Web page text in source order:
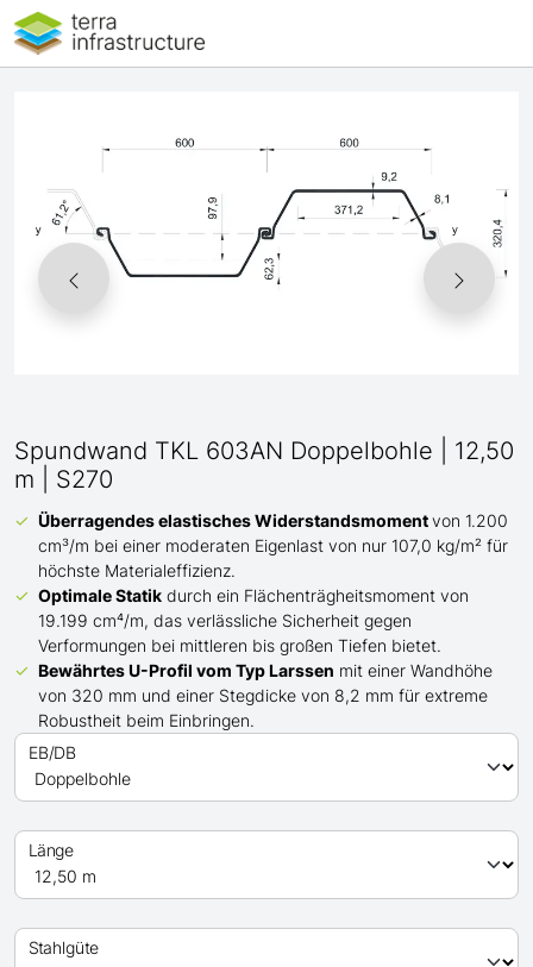
Spundwand TKL 603AN Doppelbohle | 12,50
m | S270
Überragendes elastisches Widerstandsmomentvon 1.200
cm³/m bei einer moderaten Eigenlast von nur 107,0 kg/m² für
höchste Materialeffizienz.
Optimale Statik durch ein Flächenträgheitsmoment von
19.199 cm⁴/m, das verlässliche Sicherheit gegen
Verformungen bei mittleren bis großen Tiefen bietet.
BewährtesU-Profil vom Typ Larssen mit einer Wandhöhe
von 320 mm und einer Stegdicke von 8,2 mm für extreme
Robustheit beim Einbringen.
EB/DB
Länge
Stahlgüte